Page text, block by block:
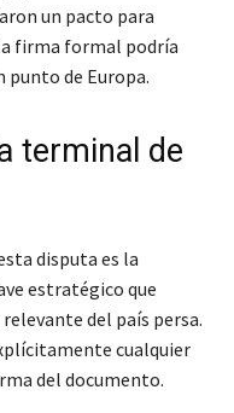
un pacto para
firma formal podría
punto de Europa.
terminal de
disputa es la
estratégico que
del país persa.
cualquier
del documento.